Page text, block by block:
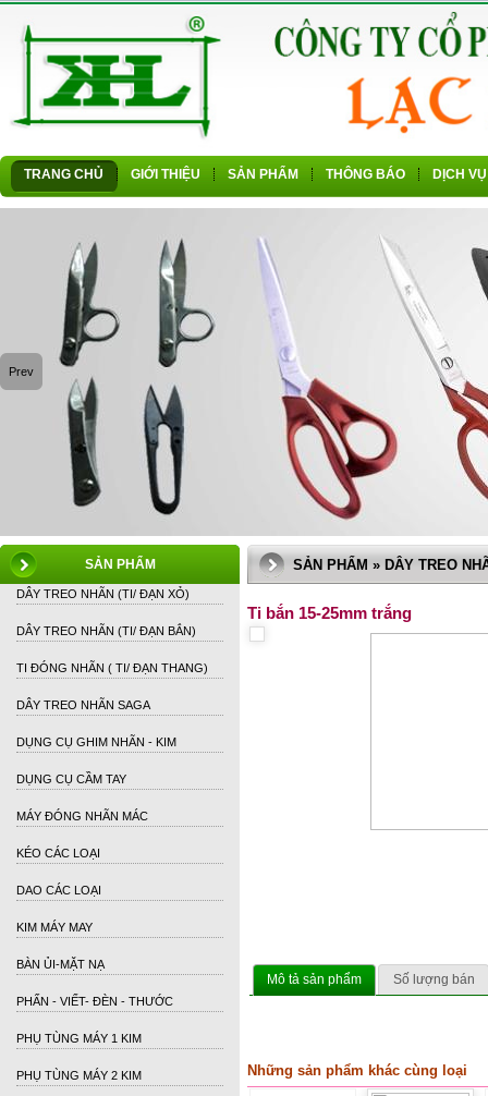
TRANG CHỦ GIỚI THIỆU SẢN PHẨM THÔNG BÁO DỊCH VỤ
Prev
SẢN PHẨM SẢN PHẨM » DÂY TREO
DÂY TREO NHÃN (TI/ ĐẠN XỎ)
DÂY TREO NHÃN (TI/ ĐẠN BẮN)
TI ĐÓNG NHÃN ( TI/ ĐẠN THANG)
DÂY TREO NHÃN SAGA
DỤNG CỤ GHIM NHÃN - KIM
DỤNG CỤ CẦM TAY
MÁY ĐÓNG NHÃN MÁC
KÉO CÁC LOẠI
DAO CÁC LOẠI
KIM MÁY MAY
BÀN ỦI-MẶT NẠ
PHẤN - VIẾT- ĐÈN - THƯỚC
PHỤ TÙNG MÁY 1 KIM
PHỤ TÙNG MÁY 2 KIM
Ti bắn 15-25mm trắng
Mô tả sản phẩm Số lượng bán
Những sản phẩm khác cùng loại